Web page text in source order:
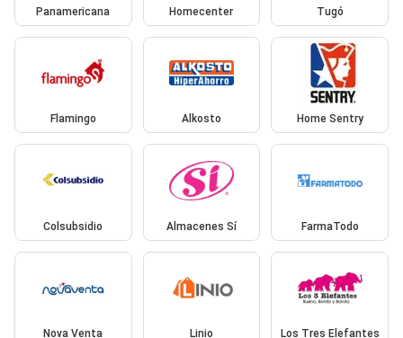
Panamericana Homecenter Tugó
Flamingo Alkosto Home Sentry
Colsubsidio Almacenes Sí FarmaTodo
Nova Venta Linio Los Tres Elefantes